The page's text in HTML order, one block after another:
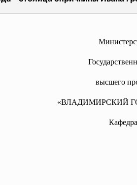
высшего
«ВЛАДИМИРСКИЙ